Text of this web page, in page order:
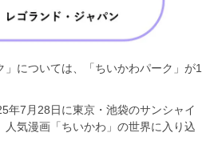
」については、「ちいかわパーク」が1
年7月28日に東京・池袋のサンシャイ
人気漫画「ちいかわ」の世界に入り込